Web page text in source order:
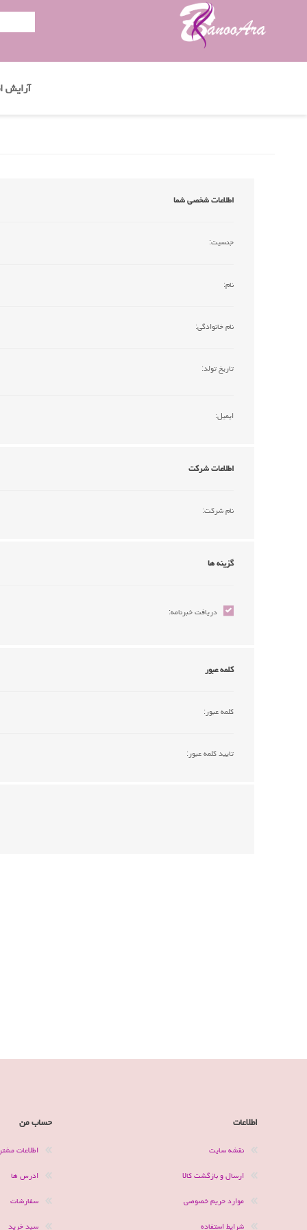
آرایش
اطلاعات شخصی شما
جنسیت:
نام:
نام خانوادگی:
تاریخ تولد:
ایمیل:
اطلاعات شرکت
نام شرکت:
گزینه ها
دریافت خبرنامه:
کلمه عبور
کلمه عبور:
تایید کلمه عبور:
اطلاعات
نقشه سایت
ارسال و بازگشت کالا
موارد حریم خصوصی
شرایط استفاده
حساب من
اطلاعات
ادرس ها
سفارشات
سبد خرید